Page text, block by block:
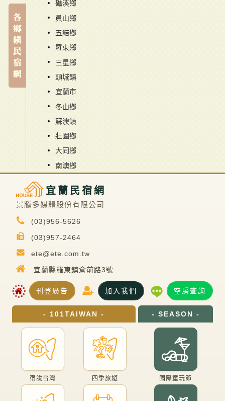
礁溪鄉
員山鄉
五結鄉
羅東鄉
三星鄉
頭城鎮
宜蘭市
冬山鄉
蘇澳鎮
壯圍鄉
大同鄉
南澳鄉
宜蘭民宿網
景騰多媒體股份有限公司
(03)956-5626
(03)957-2464
ete@ete.com.tw
宜蘭縣羅東鎮倉前路3號
刊登廣告 加入我們 空房查詢
- 101TAIWAN -
宿說台灣 四季旅遊
- SEASON -
國際童玩節